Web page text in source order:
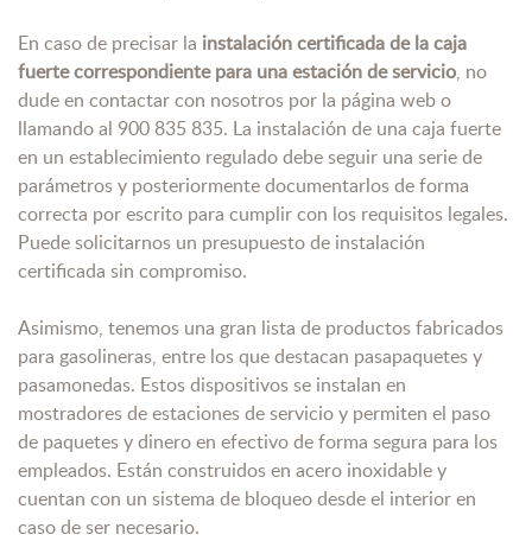
En caso de precisar la instalación certificada de la caja
fuerte correspondiente para una estación de servicio, no
dude en contactar con nosotros por la página web o
llamando al 900 835 835. La instalación de una caja fuerte
en un establecimiento regulado debe seguir una serie de
parámetros y posteriormente documentarlos de forma
correcta por escrito para cumplir con los requisitos legales.
Puede solicitarnos un presupuesto de instalación
certificada sin compromiso.
Asimismo, tenemos una gran lista de productos fabricados
para gasolineras, entre los que destacan pasapaquetes y
pasamonedas. Estos dispositivos se instalan en
mostradores de estaciones de servicio y permiten el paso
de paquetes y dinero en efectivo de forma segura para los
empleados. Están construidos en acero inoxidable y
cuentan con un sistema de bloqueo desde el interior en
caso de ser necesario.